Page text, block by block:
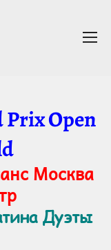
Open
Москва
Дуэты